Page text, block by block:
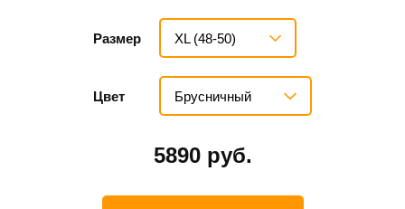
Размер XL (48-50)
Цвет Брусничный
5890 руб.